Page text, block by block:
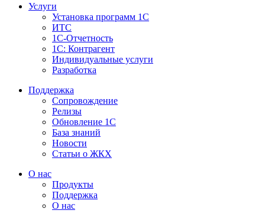
Услуги
Установка программ 1С
ИТС
1С-Отчетность
1С: Контрагент
Индивидуальные услуги
Разработка
Поддержка
Сопровождение
Релизы
Обновление 1С
База знаний
Новости
Статьи о ЖКХ
О нас
Продукты
Поддержка
О нас